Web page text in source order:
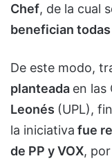
Chef, de la cual
benefician
De este modo,
planteada en las
Leonés (UPL),
la iniciativa fue
de PP y VOX,